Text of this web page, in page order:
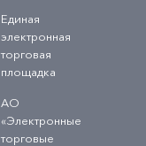
Единая
электронная
торговая
площадка
АО
«Электронные
торговые